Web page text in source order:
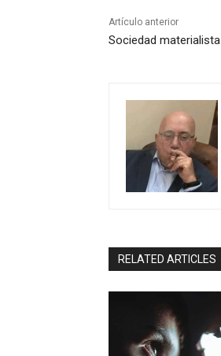
Artículo anterior
Sociedad materialista
RELATED ARTICLES